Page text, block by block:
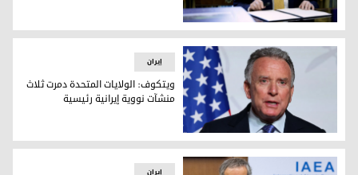
فريق ترامب يدرس خيارات التفاوض المحتملة مع إيران
ويتكوف: الولايات المتحدة دمرت ثلاث منشآت نووية إيرانية
إيران
ويتكوف: الولايات المتحدة دمرت ثلاث
منشآت نووية إيرانية رئيسية
إيران